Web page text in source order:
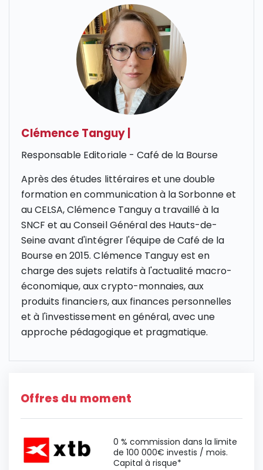
Clémence Tanguy
Responsable Editoriale - Café de la Bourse
Après des études littéraires et une double
formation en communication à la Sorbonne et
au CELSA, Clémence Tanguy a travaillé à la
SNCF et au Conseil Général des Hauts-de-
Seine avant d'intégrer l'équipe de Café de la
Bourse en 2015. Clémence Tanguy est en
charge des sujets relatifs à l'actualité macro-
économique, aux crypto-monnaies, aux
produits financiers, aux finances personnelles
et à l'investissement en général, avec une
approche pédagogique et pragmatique.
Offres du moment
0 % commission dans la limite
de 100 000€ investis / mois.
Capital à risque*